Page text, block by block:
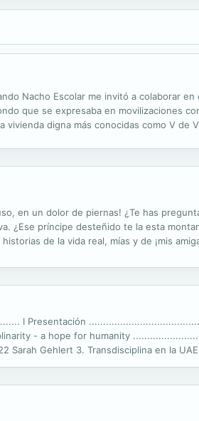
Nacho Escolar me invitó a colaborar en
que se expresaba en movilizaciones
digna más conocidas como V de
en un dolor de piernas! ¿Te has
¿Ese príncipe desteñido te la esta
de la vida real, mías y de ¡mis
I Presentación
- a hope for humanity
Gehlert 3. Transdisciplina en la